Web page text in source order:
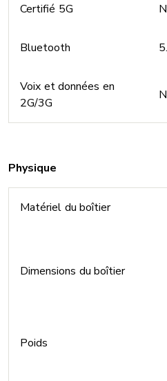
Certifié 5G
Bluetooth
Voix et données en
2G/3G
Physique
Matériel du boîtier
Dimensions du boîtier
Poids